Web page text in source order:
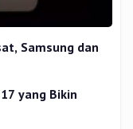
Samsung dan
yang Bikin